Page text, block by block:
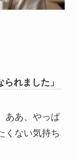
れました」
ああ、やっぱ
くない気持ち